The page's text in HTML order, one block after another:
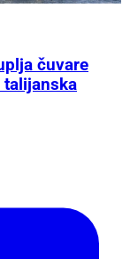
čuvare
talijanska